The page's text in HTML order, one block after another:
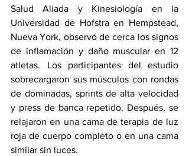
Salud Aliada y Kinesiología en la
Universidad de Hofstra en Hempstead,
Nueva York, observó de cerca los signos
de inflamación y daño muscular en 12
atletas. Los participantes del estudio
sobrecargaron sus músculos con rondas
de dominadas, sprints de alta velocidad
y press de banca repetido. Después, se
relajaron en una cama de terapia de luz
roja de cuerpo completo o en una cama
similar sin luces.